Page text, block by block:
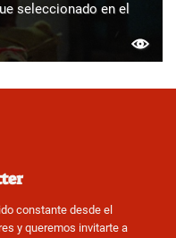
seleccionado en el
constante desde el
y queremos invitarte a